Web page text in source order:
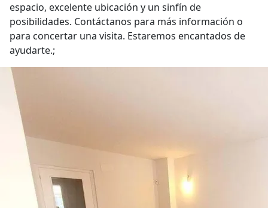
espacio, excelente ubicación y un sinfín de
posibilidades. Contáctanos para más información o
para concertar una visita. Estaremos encantados de
ayudarte.;